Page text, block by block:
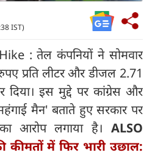
IST)
: तेल कंपनियों ने सोमवार
प्रति लीटर और डीजल 2.71
दिया। इस मुद्दे पर कांग्रेस और
मैन' बताते हुए सरकार पर
आरोप लगाया है। ALSO
कीमतों में फिर भारी उछाल: